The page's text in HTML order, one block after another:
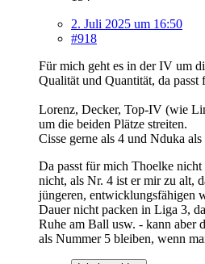
2. Juli 2025 um 16:50
#918
Für mich geht es in der IV um
Qualität und Quantität, da
Lorenz, Decker, Top-IV (wie
um die beiden Plätze streiten.
Cisse gerne als 4 und Nduka als
Da passt für mich Thoelke
nicht, als Nr. 4 ist er mir zu alt,
jüngeren, entwicklungsfähigen
Dauer nicht packen in Liga 3,
Ruhe am Ball usw. - kann aber
als Nummer 5 bleiben, wenn